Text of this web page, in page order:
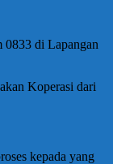
di Lapangan
Koperasi dari
kepada yang